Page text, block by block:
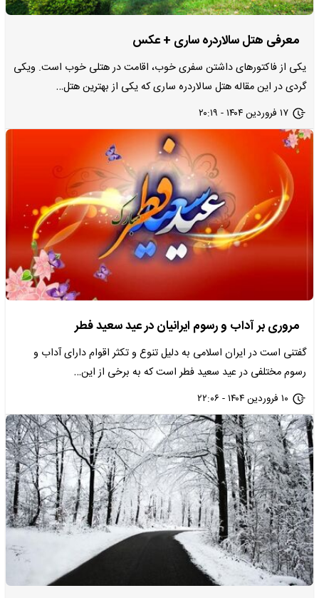
معرفی هتل سالاردره ساری + عکس
یکی از فاکتورهای داشتن سفری خوب، اقامت در هتلی خوب است. ویکی
گردی در این مقاله هتل سالاردره ساری که یکی از بهترین هتل…
۱۷ فروردین ۱۴۰۴ - ۲۰:۱۹
مروری بر آداب و رسوم ایرانیان در عید سعید فطر
گفتنی است در ایران اسلامی به دلیل تنوع و تکثر اقوام دارای آداب و
رسوم مختلفی در عید سعید فطر است که به برخی از این…
۱۰ فروردین ۱۴۰۴ - ۲۲:۰۶